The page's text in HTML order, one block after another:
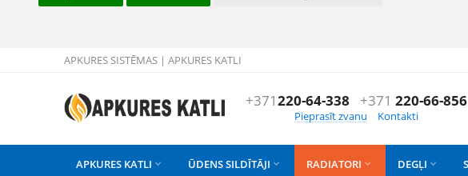
APKURES SISTĒMAS | APKURES KATLI
+371220-64-338 +371 220-66-856
Pieprasīt zvanu
Kontakti
APKURES KATLI  ŪDENS SILDĪTĀJI  RADIATORI  DEGĻI 